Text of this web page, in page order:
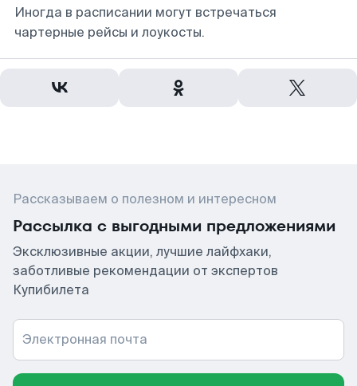
Иногда в расписании могут встречаться
чартерные рейсы и лоукосты.
Рассказываем о полезном и интересном
Рассылка с выгодными предложениями
Эксклюзивные акции, лучшие лайфхаки,
заботливые рекомендации от экспертов
Купибилета
Электронная почта